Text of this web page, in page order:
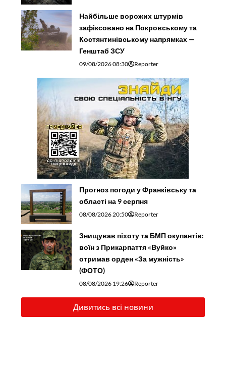
Найбільше ворожих штурмів
зафіксовано на Покровському та
Костянтинівському напрямках —
Генштаб ЗСУ
09/08/2026 08:30 Reporter
Прогноз погоди у Франківську та
області на 9 серпня
08/08/2026 20:50 Reporter
Знищував піхоту та БМП окупантів:
воїн з Прикарпаття «Вуйко»
отримав орден «За мужність»
(ФОТО)
08/08/2026 19:26 Reporter
Дивитись всі новини